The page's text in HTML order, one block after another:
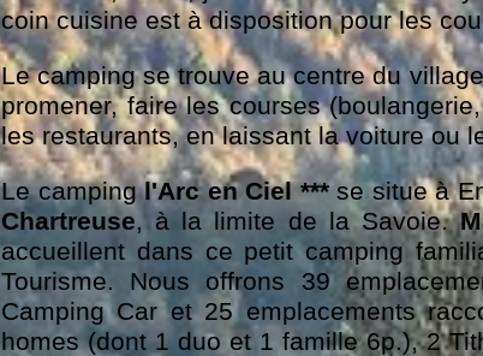
coin cuisine est à disposition pour les
Le camping se trouve au centre du
promener, faire les courses
les restaurants, en laissant la voiture ou
Le campingl'Arc en Ciel *** se situe à
Chartreuse, à la limite de la Savoie.
accueillent dans ce petit camping
Tourisme. Nous offrons 39
Camping Car et 25 emplacements
homes (dont 1 duo et 1 famille 6p.), 2